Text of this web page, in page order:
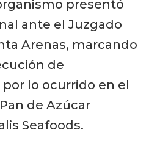
presentó
ante el Juzgado
Arenas, marcando
de
lo ocurrido en el
de Azúcar
Seafoods.